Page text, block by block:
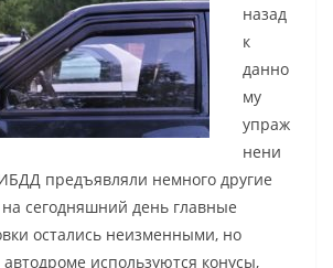
назад
к
данно
му
упраж
нени
предъявляли немного другие
сегодняшний день главные
остались неизменными, но
автодроме используются конусы,